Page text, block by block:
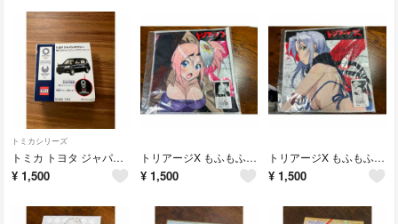
トミカシリーズ
トミカ トヨタ ジャパンタクシー 東京2020 オリンピック、パラリンピック！
¥ 1,500
トリアージX もふもふミニタオル 織葉！新品未使用品！
¥ 1,500
トリアージX もふもふミニタオル 美琴！新品未使用！
¥ 1,500